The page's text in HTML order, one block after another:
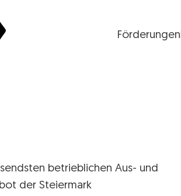
Förderungen
betrieblichen Aus- und
der Steiermark